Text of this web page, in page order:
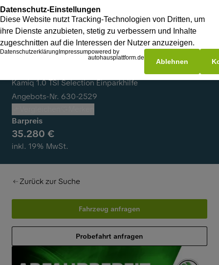
Kamiq 1.0 TSI Selection Einparkhilfe
Angebots-Nr. 630-2529
Barpreis
35.280 €
inkl. 19% MwSt.
Zurück zur Suche
Fahrzeug anfragen
Probefahrt anfragen